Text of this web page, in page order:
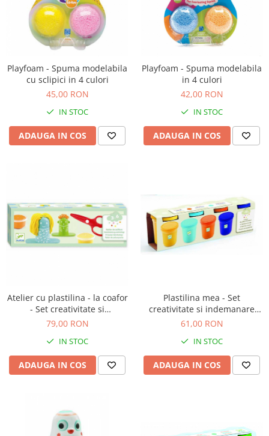
Playfoam - Spuma modelabila
cu sclipici in 4 culori
45,00 RON
IN STOC
ADAUGA IN COS
Playfoam - Spuma modelabila
in 4 culori
42,00 RON
IN STOC
ADAUGA IN COS
Atelier cu plastilina - la coafor
- Set creativitate si
indemanare
79,00 RON
IN STOC
ADAUGA IN COS
Plastilina mea - Set
creativitate si indemanare
copii
61,00 RON
IN STOC
ADAUGA IN COS